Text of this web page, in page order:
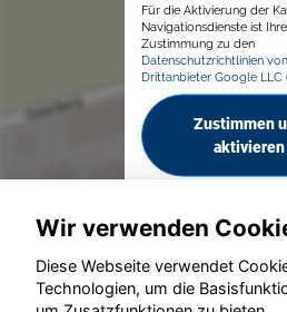
Für die Aktivierung der
Navigationsdienste ist Ihre
Zustimmung zu den
Datenschutzrichtlinien
Drittanbieter Google LLC
Zustimmen
aktivieren
Wir verwenden
Diese Webseite verwendet
Technologien, um die